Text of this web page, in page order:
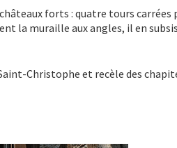
forts : quatre tours
la muraille aux angles, il en
Christophe et recèle des